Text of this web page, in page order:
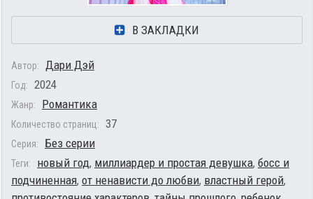
В ЗАКЛАДКИ
Автор: Дари Дэй
Год: 2024
Жанр: Романтика
Количество страниц: 37
Серия: Без серии
Теги: новый год, миллиардер и простая девушка, босс и
подчиненная, от ненависти до любви, властный герой,